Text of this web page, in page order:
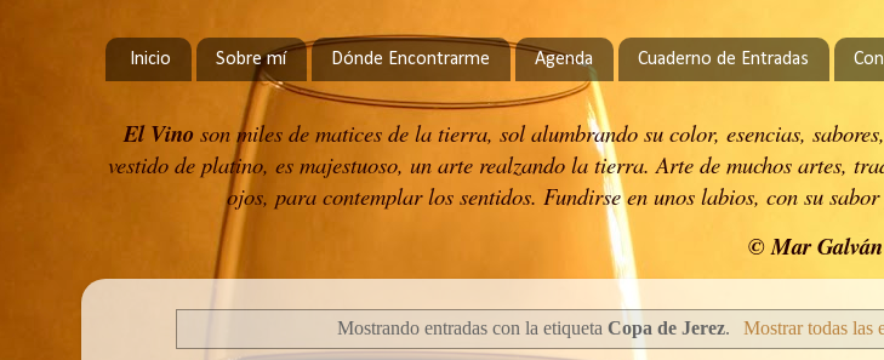
Inicio Sobre mí Dónde Encontrarme Agenda Cuaderno de Entradas
El Vino son miles de matices de la tierra, sol alumbrando su color, esencias,
vestido de platino, es majestuoso, un arte realzando la tierra. Arte de muchos artes,
ojos, para contemplar los sentidos. Fundirse en unos labios, con su
© Mar Galván
Mostrando entradas con la etiquetaCopa de Jerez. Mostrar todas las